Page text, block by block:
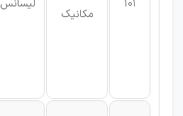
101
مکانیک
لیسانس